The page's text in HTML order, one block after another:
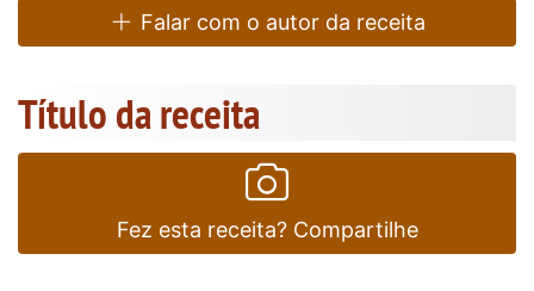
Falar com o autor da receita
Título da receita
Fez esta receita? Compartilhe